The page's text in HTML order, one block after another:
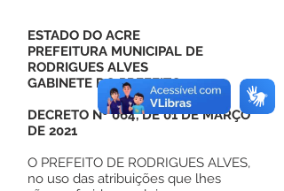
ESTADO DO ACRE
PREFEITURA MUNICIPAL DE
RODRIGUES ALVES
GABINETE DO PREFEITO
DECRETO Nº 064, DE 01 DE MARÇO
DE 2021
O PREFEITO DE RODRIGUES ALVES,
no uso das atribuições que lhes